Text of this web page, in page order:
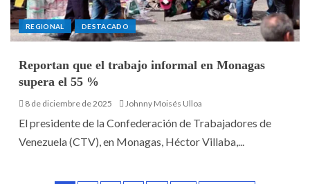
REGIONAL DESTACADO
Reportan que el trabajo informal en Monagas
supera el 55 %
8 de diciembre de 2025 Johnny Moisés Ulloa
El presidente de la Confederación de Trabajadores de
Venezuela (CTV), en Monagas, Héctor Villaba,...